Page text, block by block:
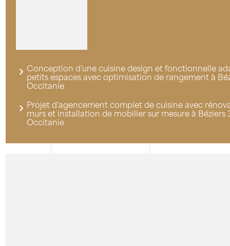
Conception d’une cuisine design et fonctionnelle
petits espaces avec optimisation de rangement à
Occitanie
Projet d’agencement complet de cuisine avec
murs et installation de mobilier sur mesure à Béziers
Occitanie